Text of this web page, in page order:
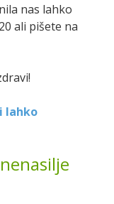
nas lahko
ali pišete na
lahko